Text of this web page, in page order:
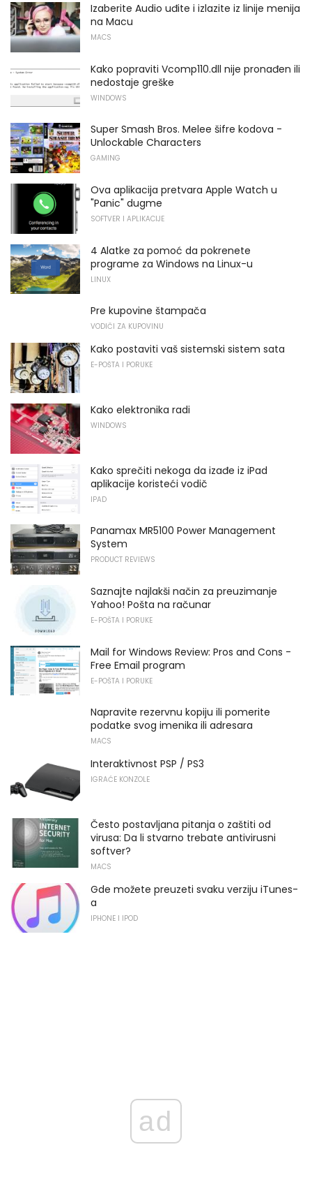
Izaberite Audio uđite i izlazite iz linije menija
na Macu
MACS
Kako popraviti Vcomp110.dll nije pronađen ili
nedostaje greške
WINDOWS
Super Smash Bros. Melee šifre kodova -
Unlockable Characters
GAMING
Ova aplikacija pretvara Apple Watch u
"Panic" dugme
SOFTVER I APLIKACIJE
4 Alatke za pomoć da pokrenete
programe za Windows na Linux-u
LINUX
Pre kupovine štampača
VODIČI ZA KUPOVINU
Kako postaviti vaš sistemski sistem sata
E-POŠTA I PORUKE
Kako elektronika radi
WINDOWS
Kako sprečiti nekoga da izađe iz iPad
aplikacije koristeći vodič
IPAD
Panamax MR5100 Power Management
System
PRODUCT REVIEWS
Saznajte najlakši način za preuzimanje
Yahoo! Pošta na računar
E-POŠTA I PORUKE
Mail for Windows Review: Pros and Cons -
Free Email program
E-POŠTA I PORUKE
Napravite rezervnu kopiju ili pomerite
podatke svog imenika ili adresara
MACS
Interaktivnost PSP / PS3
IGRAĆE KONZOLE
Često postavljana pitanja o zaštiti od
virusa: Da li stvarno trebate antivirusni
softver?
MACS
Gde možete preuzeti svaku verziju iTunes-
a
IPHONE I IPOD
ad